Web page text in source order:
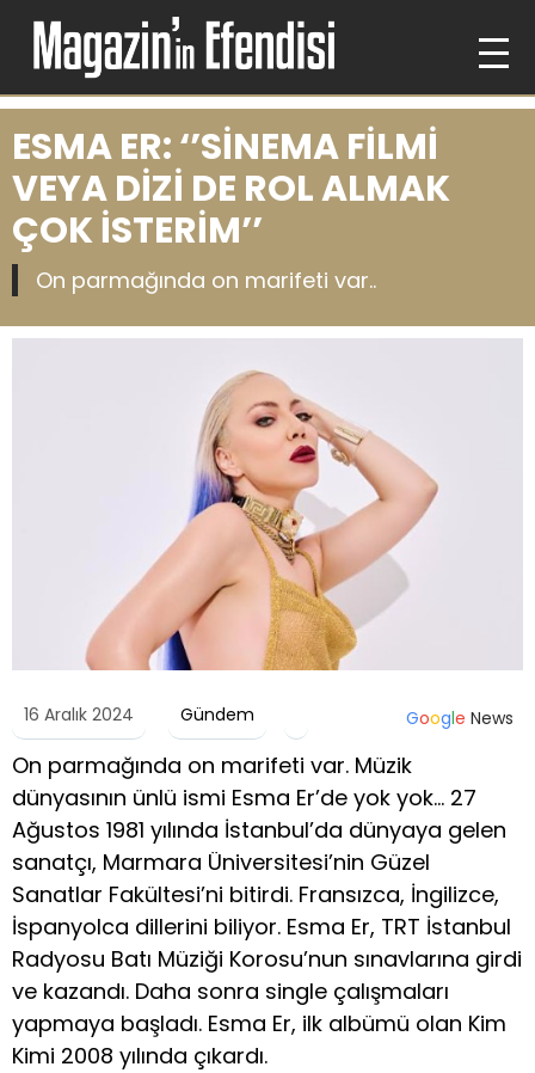
ESMA ER: ‘’SİNEMA FİLMİ
VEYA DİZİ DE ROL ALMAK
ÇOK İSTERİM’’
On parmağında on marifeti var..
16 Aralık 2024 Gündem Google News
On parmağında on marifeti var. Müzik
dünyasının ünlü ismi Esma Er’de yok yok… 27
Ağustos 1981 yılında İstanbul’da dünyaya gelen
sanatçı, Marmara Üniversitesi’nin Güzel
Sanatlar Fakültesi’ni bitirdi. Fransızca, İngilizce,
İspanyolca dillerini biliyor. Esma Er, TRT İstanbul
Radyosu Batı Müziği Korosu’nun sınavlarına girdi
ve kazandı. Daha sonra single çalışmaları
yapmaya başladı. Esma Er, ilk albümü olan Kim
Kimi 2008 yılında çıkardı.